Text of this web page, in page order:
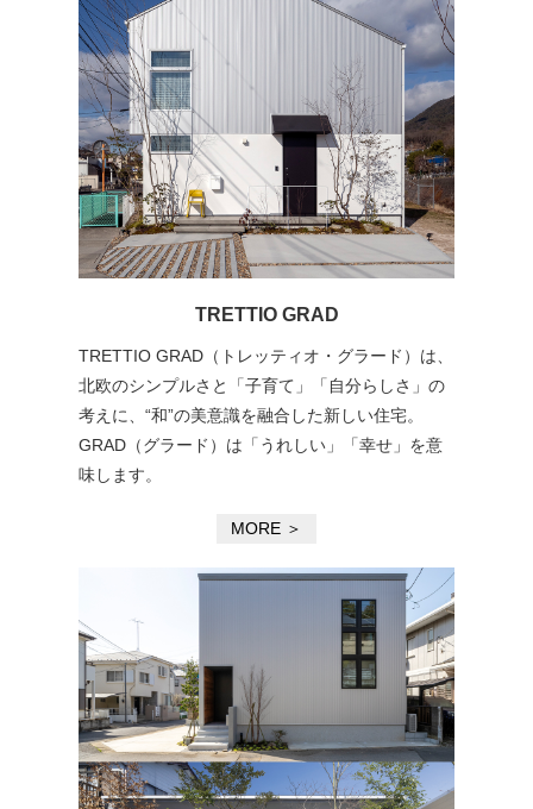
TRETTIO GRAD
TRETTIO GRAD（トレッティオ・グラード）は、
北欧のシンプルさと「子育て」「自分らしさ」の
考えに、“和”の美意識を融合した新しい住宅。
GRAD（グラード）は「うれしい」「幸せ」を意
味します。
MORE ＞